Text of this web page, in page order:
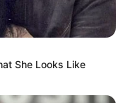
und Gemeinden
Einkaufen, Essen,
von jung
auf jeden Fall.
She Looks Like